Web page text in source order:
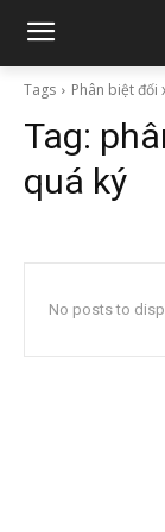
Tags Phân biệt đối
Tag:
quá ký
No posts to